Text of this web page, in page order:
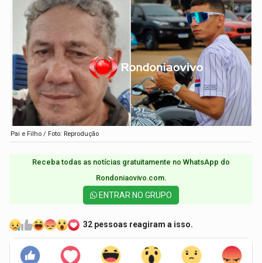
Pai e Filho / Foto: Reprodução
Receba todas as notícias gratuitamente no WhatsApp do
Rondoniaovivo.com.​
ENTRAR NO GRUPO
32 pessoas reagiram a isso.